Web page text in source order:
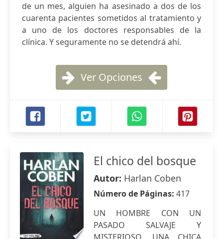
de un mes, alguien ha asesinado a dos de los
cuarenta pacientes sometidos al tratamiento y
a uno de los doctores responsables de la
clínica. Y seguramente no se detendrá ahí.
Ver Opciones
El chico del bosque
Autor: Harlan Coben
Número de Páginas: 417
UN HOMBRE CON UN
PASADO SALVAJE Y